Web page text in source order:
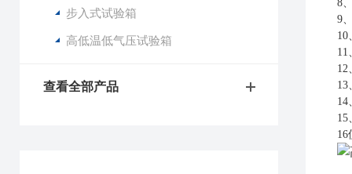
步入式试验箱
高低温低气压试验箱
查看全部产品
8
9
10
11
12
13
14
15
16